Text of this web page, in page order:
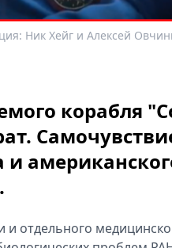
Ник Хейг и Алексей
корабля
и отдельного